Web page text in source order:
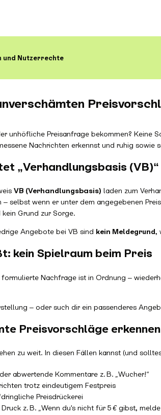
und Nutzerrechte
unhöfliche Preisanfrage bekommen? Keine
Nachrichten erkennst und ruhig sowie
„Verhandlungsbasis
VB (Verhandlungsbasis) laden zum
– selbst wenn er unter dem angegebenen
kein Grund zur Sorge.
Angebote bei VB sind kein Meldegrund,
kein Spielraum beim Preis
Nachfrage ist in Ordnung –
– oder such dir ein passenderes
Preisvorschläge
zu weit. In diesen Fällen kannst (und
abwertende Kommentare z. B. „Wucher!“
trotz eindeutigem Festpreis
Preisdrückerei
z. B. „Wenn du's nicht für 5 € gibst,